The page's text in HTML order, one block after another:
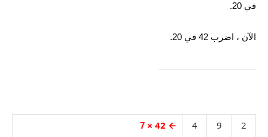
في 20.
الآن ، اضرب 42 في 20.
2
9
4
← 42
× 7